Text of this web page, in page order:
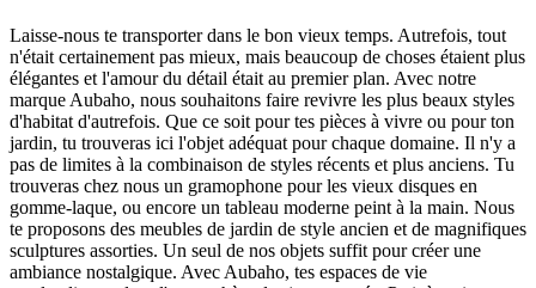
Laisse-nous te transporter dans le bon vieux temps. Autrefois, tout
n'était certainement pas mieux, mais beaucoup de choses étaient plus
élégantes et l'amour du détail était au premier plan. Avec notre
marque Aubaho, nous souhaitons faire revivre les plus beaux styles
d'habitat d'autrefois. Que ce soit pour tes pièces à vivre ou pour ton
jardin, tu trouveras ici l'objet adéquat pour chaque domaine. Il n'y a
pas de limites à la combinaison de styles récents et plus anciens. Tu
trouveras chez nous un gramophone pour les vieux disques en
gomme-laque, ou encore un tableau moderne peint à la main. Nous
te proposons des meubles de jardin de style ancien et de magnifiques
sculptures assorties. Un seul de nos objets suffit pour créer une
ambiance nostalgique. Avec Aubaho, tes espaces de vie